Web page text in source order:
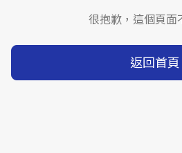
很抱歉，這個頁面
返回首頁